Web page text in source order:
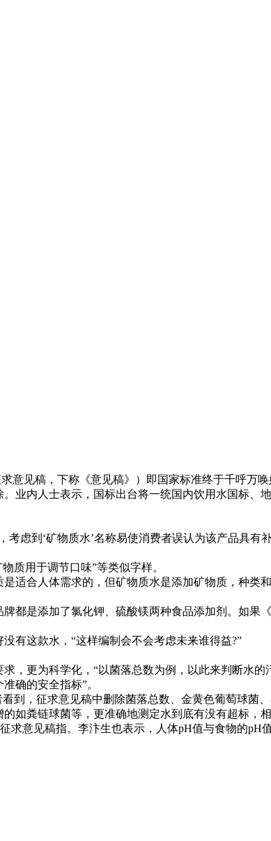
见稿，下称《意见稿》）即国家标准终于千呼万
业内人士表示，国标出台将一统国内饮用水国标、
到‘矿物质水’名称易使消费者误认为该产品具有
用于调节口味”等类似字样。
合人体需求的，但矿物质水是添加矿物质，种类
是添加了氯化钾、硫酸镁两种食品添加剂。如果
这款水，“这样编制会不会考虑未来谁得益?”
更为科学化，“以菌落总数为例，以此来判断水的
确的安全指标”。
，征求意见稿中删除菌落总数、金黄色葡萄球菌
如粪链球菌等，更准确地测定水到底有没有超标，相
意见稿指。李汴生也表示，人体pH值与食物的pH